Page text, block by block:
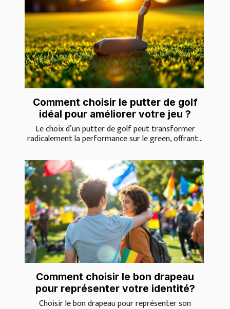
Comment choisir le putter de golf
idéal pour améliorer votre jeu ?
Le choix d’un putter de golf peut transformer
radicalement la performance sur le green, offrant...
Comment choisir le bon drapeau
pour représenter votre identité?
Choisir le bon drapeau pour représenter son